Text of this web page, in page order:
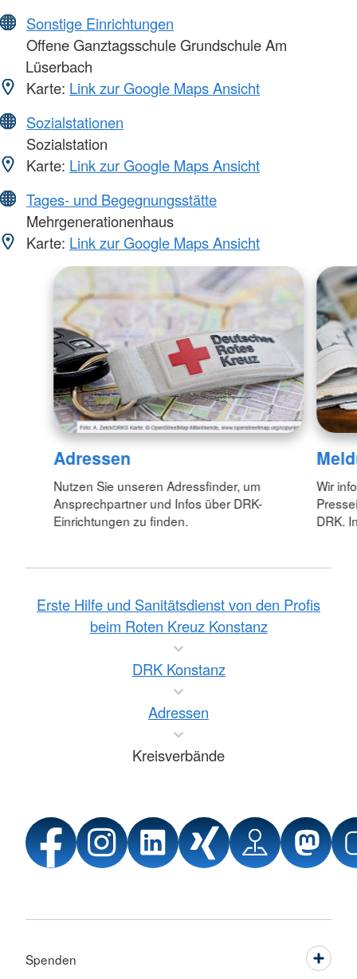
Sonstige Einrichtungen
Offene Ganztagsschule Grundschule Am
Lüserbach
Karte: Link zur Google Maps Ansicht
Sozialstationen
Sozialstation
Karte: Link zur Google Maps Ansicht
Tages- und Begegnungsstätte
Mehrgenerationenhaus
Karte: Link zur Google Maps Ansicht
Adressen
Nutzen Sie unseren Adressfinder, um
Ansprechpartner und Infos über DRK-
Einrichtungen zu finden.
Wir
DRK.
Erste Hilfe und Sanitätsdienst von den Profis
beim Roten Kreuz Konstanz
DRK Konstanz
Adressen
Kreisverbände
Spenden